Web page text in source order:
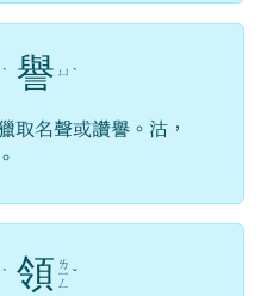
ˋ 譽 ㄩ ˋ
取名聲或讚譽。沽，
ˋ 領 ㄌ
ㄧ
ㄥ
ˇ